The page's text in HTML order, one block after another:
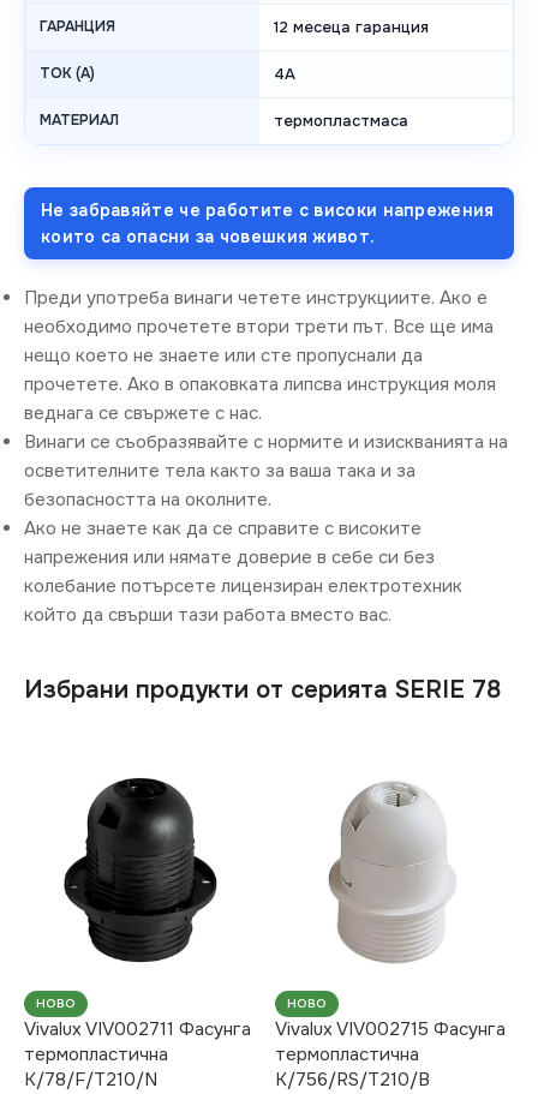
ГАРАНЦИЯ 12 месеца гаранция
ТОК (A) 4A
МАТЕРИАЛ термопластмаса
Не забравяйте че работите с високи напрежения
които са опасни за човешкия живот.
Преди употреба винаги четете инструкциите. Ако е
необходимо прочетете втори трети път. Все ще има
нещо което не знаете или сте пропуснали да
прочетете. Ако в опаковката липсва инструкция моля
веднага се свържете с нас.
Винаги се съобразявайте с нормите и изискванията на
осветителните тела както за ваша така и за
безопасността на околните.
Ако не знаете как да се справите с високите
напрежения или нямате доверие в себе си без
колебание потърсете лицензиран електротехник
който да свърши тази работа вместо вас.
Избрани продукти от серията SERIE 78
НОВО
Vivalux VIV002711 Фасунга
термопластична
K/78/F/T210/N
НОВО
Vivalux VIV002715 Фасунга
термопластична
K/756/RS/T210/B